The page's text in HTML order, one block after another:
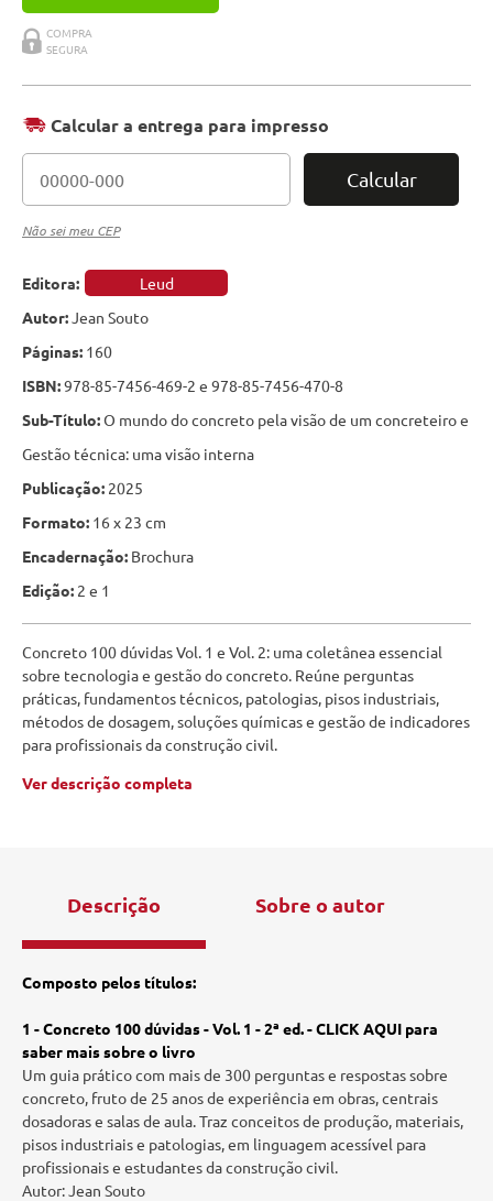
Editora:
Leud
Autor:Jean Souto
Páginas: 160
ISBN:978-85-7456-469-2 e 978-85-7456-470-8
Sub-Título:O mundo do concreto pela visão de um concreteiro e
Gestão técnica: uma visão interna
Publicação: 2025
Formato: 16 x 23 cm
Encadernação: Brochura
Edição: 2 e 1
Concreto 100 dúvidas Vol. 1 e Vol. 2: uma coletânea essencial
sobre tecnologia e gestão do concreto. Reúne perguntas
práticas, fundamentos técnicos, patologias, pisos industriais,
métodos de dosagem, soluções químicas e gestão de indicadores
para profissionais da construção civil.
Ver descrição completa
Calcular a entrega para impresso
Calcular
Não sei meu CEP
Descrição Sobre o autor
Composto pelos títulos:
1 -Concreto 100 dúvidas - Vol. 1 - 2ª ed. - CLICK AQUI para
saber mais sobre o livro
Um guia prático com mais de 300 perguntas e respostas sobre
concreto, fruto de 25 anos de experiência em obras, centrais
dosadoras e salas de aula. Traz conceitos de produção, materiais,
pisos industriais e patologias, em linguagem acessível para
profissionais e estudantes da construção civil.
Autor: Jean Souto